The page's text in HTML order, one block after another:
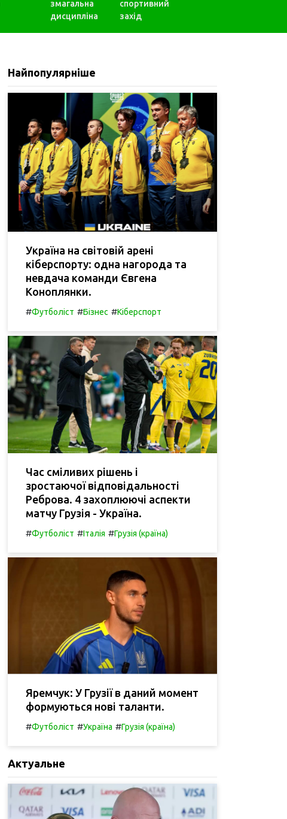
змагальна
дисципліна
спортивний
захід
Найпопулярніше
Україна на світовій арені
кіберспорту: одна нагорода та
невдача команди Євгена
Коноплянки.
#Футболіст #Бізнес #Кіберспорт
Час сміливих рішень і
зростаючої відповідальності
Реброва. 4 захоплюючі аспекти
матчу Грузія - Україна.
#Футболіст #Італія #Грузія (країна)
Яремчук: У Грузії в даний момент
формуються нові таланти.
#Футболіст #Україна #Грузія (країна)
Актуальне